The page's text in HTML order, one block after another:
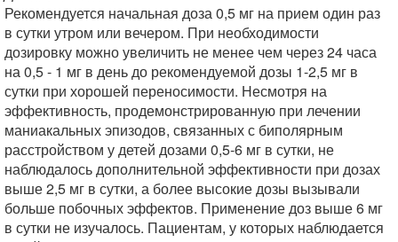
Рекомендуется начальная доза 0,5 мг на прием один раз
в сутки утром или вечером. При необходимости
дозировку можно увеличить не менее чем через 24 часа
на 0,5 - 1 мг в день до рекомендуемой дозы 1-2,5 мг в
сутки при хорошей переносимости. Несмотря на
эффективность, продемонстрированную при лечении
маниакальных эпизодов, связанных с биполярным
расстройством у детей дозами 0,5-6 мг в сутки, не
наблюдалось дополнительной эффективности при дозах
выше 2,5 мг в сутки, а более высокие дозы вызывали
больше побочных эффектов. Применение доз выше 6 мг
в сутки не изучалось. Пациентам, у которых наблюдается